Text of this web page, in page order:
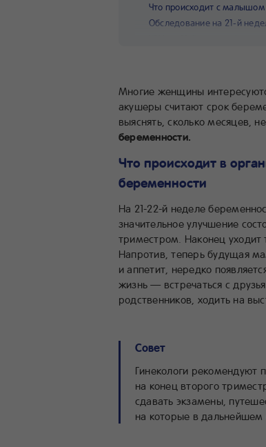
Что происходит с
Обследование на 21-й
Многие женщины
акушеры считают срок
выяснять, сколько месяцев,
беременности.
Что происходит в
беременности
На 21-22-й неделе
значительное улучшение
триместром. Наконец уходит
Напротив, теперь будущая
и аппетит, нередко
жизнь — встречаться с
родственников, ходить на
Совет
Гинекологи рекомендуют
на конец второго
сдавать экзамены,
на которые в